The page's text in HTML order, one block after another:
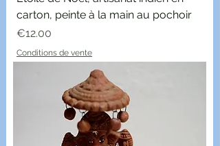
carton, peinte à la main au pochoir
Price
€12.00
Conditions de vente